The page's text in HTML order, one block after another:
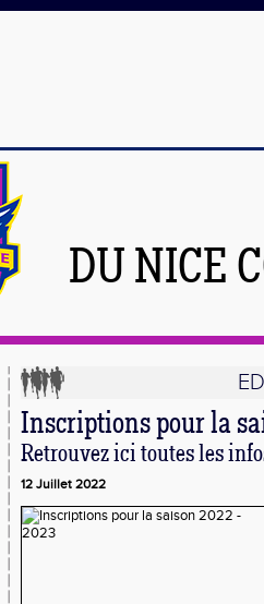
DU NICE
Inscriptions pour la
Retrouvez ici toutes les
12 Juillet 2022